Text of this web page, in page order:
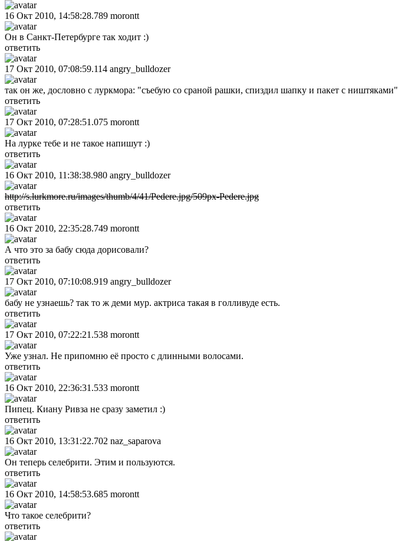
16 Окт 2010, 14:58:28.789 morontt
Он в Санкт-Петербурге так ходит :)
ответить
17 Окт 2010, 07:08:59.114 angry_bulldozer
так он же, дословно с луркмора: "съебую со сраной рашки, спиздил шапку и пакет с ништяками"
ответить
17 Окт 2010, 07:28:51.075 morontt
На лурке тебе и не такое напишут :)
ответить
16 Окт 2010, 11:38:38.980 angry_bulldozer
http://s.lurkmore.ru/images/thumb/4/41/Pedere.jpg/509px-Pedere.jpg
ответить
16 Окт 2010, 22:35:28.749 morontt
А что это за бабу сюда дорисовали?
ответить
17 Окт 2010, 07:10:08.919 angry_bulldozer
бабу не узнаешь? так то ж деми мур. актриса такая в голливуде есть.
ответить
17 Окт 2010, 07:22:21.538 morontt
Уже узнал. Не припомню её просто с длинными волосами.
ответить
16 Окт 2010, 22:36:31.533 morontt
Пипец. Киану Ривза не сразу заметил :)
ответить
16 Окт 2010, 13:31:22.702 naz_saparova
Он теперь селебрити. Этим и пользуются.
ответить
16 Окт 2010, 14:58:53.685 morontt
Что такое селебрити?
ответить